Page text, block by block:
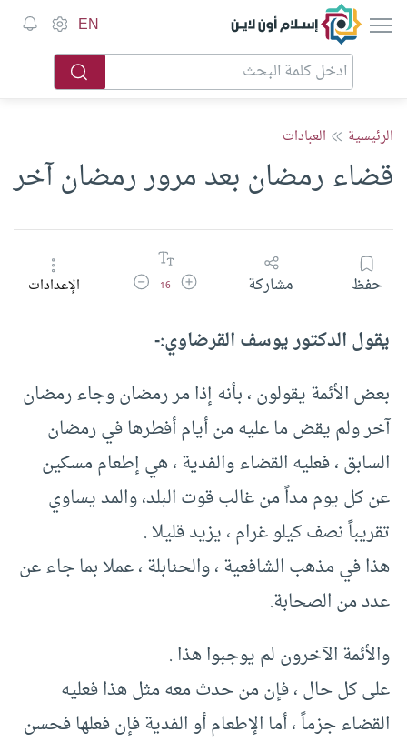
إسلام أون لاين EN
الرئيسية العبادات
قضاء رمضان بعد مرور رمضان آخر
حفظ مشاركة زيادة حجم الخط
16 تقليل حجم الخطالإعدادات
يقول الدكتور يوسف القرضاوي:-
بعض الأئمة يقولون ، بأنه إذا مر رمضان وجاء رمضان
آخر ولم يقض ما عليه من أيام أفطرها في رمضان
السابق ، فعليه القضاء والفدية ، هي إطعام مسكين
عن كل يوم مداً من غالب قوت البلد، والمد يساوي
تقريباً نصف كيلو غرام ، يزيد قليلا .
هذا في مذهب الشافعية ، والحنابلة ، عملا بما جاء عن
عدد من الصحابة.
والأئمة الآخرون لم يوجبوا هذا .
على كل حال ، فإن من حدث معه مثل هذا فعليه
القضاء جزماً ، أما الإطعام أو الفدية فإن فعلها فحسن